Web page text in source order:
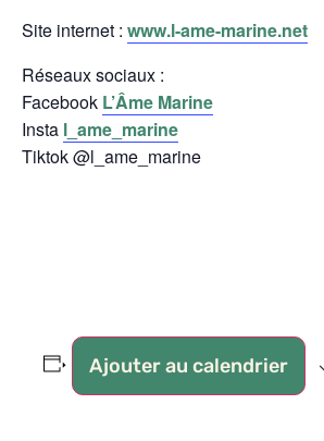
Site internet : www.l-ame-marine.net
Réseaux sociaux :
Facebook L’Âme Marine
Insta l_ame_marine
Tiktok @l_ame_marine
Ajouter au calendrier